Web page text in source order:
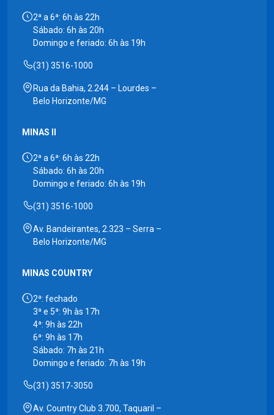
2ª a 6ª: 6h às 22h
Sábado: 6h às 20h
Domingo e feriado: 6h às 19h
(31) 3516-1000
Rua da Bahia, 2.244 – Lourdes –
Belo Horizonte/MG
MINAS II
2ª a 6ª: 6h às 22h
Sábado: 6h às 20h
Domingo e feriado: 6h às 19h
(31) 3516-1000
Av. Bandeirantes, 2.323 – Serra –
Belo Horizonte/MG
MINAS COUNTRY
2ª: fechado
3ª e 5ª: 9h às 17h
4ª: 9h às 22h
6ª: 9h às 17h
Sábado: 7h às 21h
Domingo e feriado: 7h às 19h
(31) 3517-3050
Av. Country Club 3.700, Taquaril –